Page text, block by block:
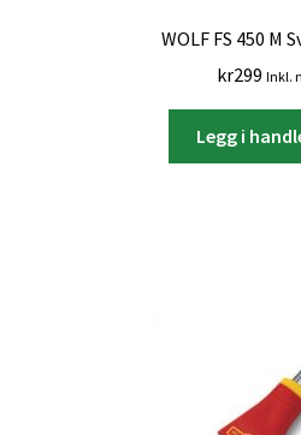
WOLF FS 450 M
kr299 Inkl.
Legg i